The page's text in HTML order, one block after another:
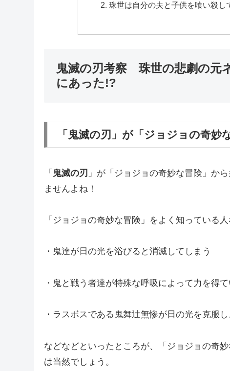
珠世は自分の夫と子供を喰い殺し
鬼滅の刃考察 珠世の悲劇の元
にあった!?
「鬼滅の刃」が「ジョジョの奇妙
「 鬼滅の刃 」が「ジョジョの奇妙な冒険」か
ませんよね！
「ジョジョの奇妙な冒険」をよく知っている
・鬼達が日の光を浴びると消滅してしまう
・鬼と戦う者達が特殊な呼吸によって力を得て
・ラスボスである鬼舞辻無惨が日の光を克服
などなどといったところが、「ジョジョの奇
は当然でしょう。